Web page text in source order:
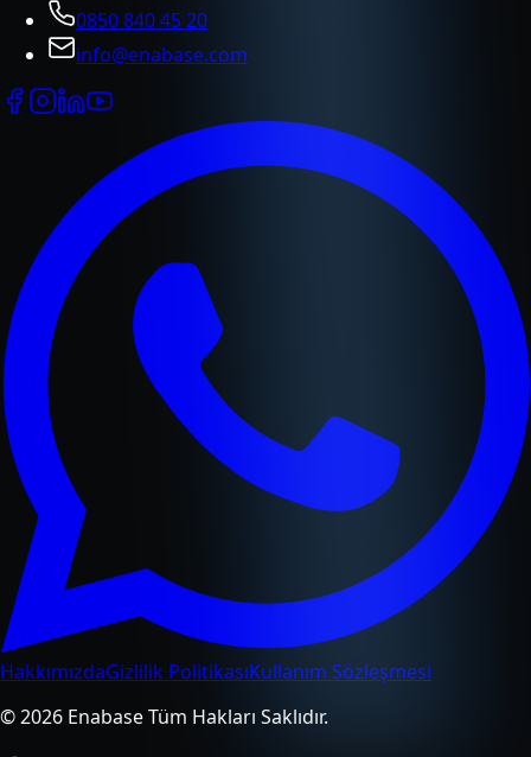
0850 840 45 20
info@enabase.com
HakkımızdaGizlilik PolitikasıKullanım Sözleşmesi
© 2026 Enabase Tüm Hakları Saklıdır.